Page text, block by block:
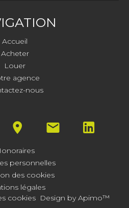
Accueil
Acheter
Louer
agence
nous
personnelles
des cookies
légales
cookies Design byApimo™